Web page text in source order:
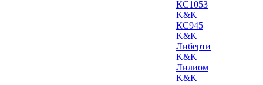
КС1053
K&K
КС945
K&K
Либерти
K&K
Лилиом
K&K